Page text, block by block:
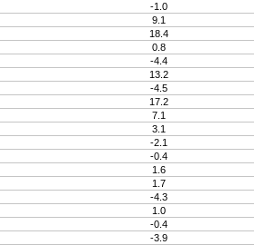
-1.0
9.1
18.4
0.8
-4.4
13.2
-4.5
17.2
7.1
3.1
-2.1
-0.4
1.6
1.7
-4.3
1.0
-0.4
-3.9